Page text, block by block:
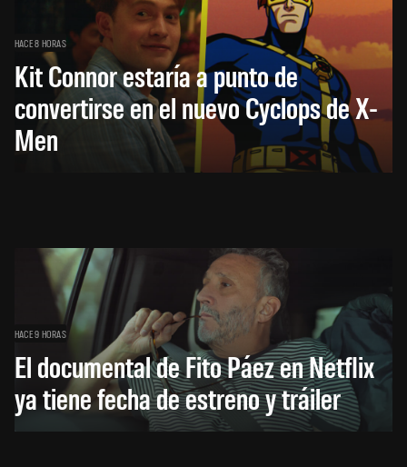
HACE 8 HORAS
Kit Connor estaría a punto de
convertirse en el nuevo Cyclops de X-
Men
HACE 9 HORAS
El documental de Fito Páez en Netflix
ya tiene fecha de estreno y tráiler